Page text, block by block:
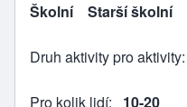
Školní
Starší školní
Druh aktivity pro aktivity
Pro kolik lidí 10-20